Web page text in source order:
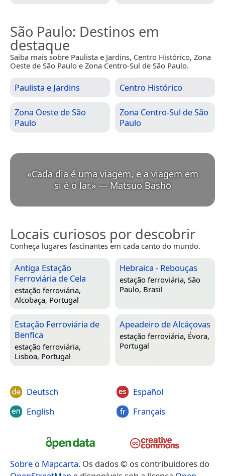
São Paulo: Destinos em
destaque
Saiba mais sobre Paulista e Jardins, Centro Histórico, Zona
Oeste de São Paulo e Zona Centro-Sul de São Paulo.
Paulista e Jardins Centro Histórico
Zona Oeste de São
Paulo
Zona Centro-Sul de São
Paulo
«Cada dia é uma viagem, e a viagem em
si é o lar.» — Matsuo Bashō
Locais curiosos por descobrir
Conheça lugares fascinantes em cada canto do mundo.
Antiga Estação
Ferroviária de Cela
estação ferroviária,
Alcobaça, Portugal
Hebraica - Rebouças
estação ferroviária, São
Paulo, Brasil
Estação Ferroviária de
Benfica
estação ferroviária,
Lisboa, Portugal
Apeadeiro de Alcáçovas
estação ferroviária, Évora,
Portugal
Deutsch
English
Español
Français
Sobre o Mapcarta. Os dados © os contribuidores do